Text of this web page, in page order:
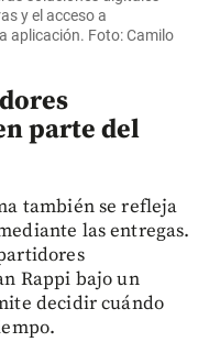
y el acceso a
aplicación. Foto: Camilo
parte del
también se refleja
las entregas.
Rappi bajo un
decidir cuándo